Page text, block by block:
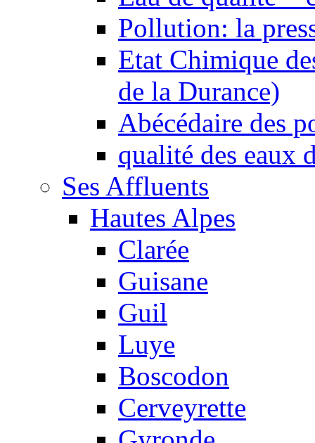
Pollution: la
Etat Chimique
de la Durance)
Abécédaire des
qualité des eaux
Ses Affluents
Hautes Alpes
Clarée
Guisane
Guil
Luye
Boscodon
Cerveyrette